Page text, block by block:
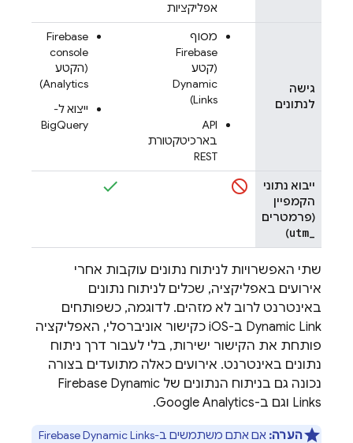
אפליקציות
גישה
לנתונים
מסוף
Firebase
(קטע
Dynamic
Links
)
‫API
בארכיטקטורת
REST
Firebase
console
(הקטע
Analytics)
ייצוא ל-
BigQuery
ייבוא נתוני
הקמפיין
(פרמטרים
utm_
)
שתי האפשרויות לניתוח נתונים עוקבות אחרי
אירועים באפליקציה, שכלים לניתוח נתונים
באינטרנט לרוב לא מזהים. לדוגמה, כשפותחים
Dynamic Link
ב-iOS כקישור אוניברסלי, האפליקציה
פותחת את הקישור ישירות, בלי לעבור דרך ניתוח
נתונים באינטרנט. אירועים כאלה מתועדים בצורה
נכונה גם בניתוח הנתונים של Firebase Dynamic
Links וגם ב-Google Analytics
.
הערה: אם אתם משתמשים ב-Firebase Dynamic Links